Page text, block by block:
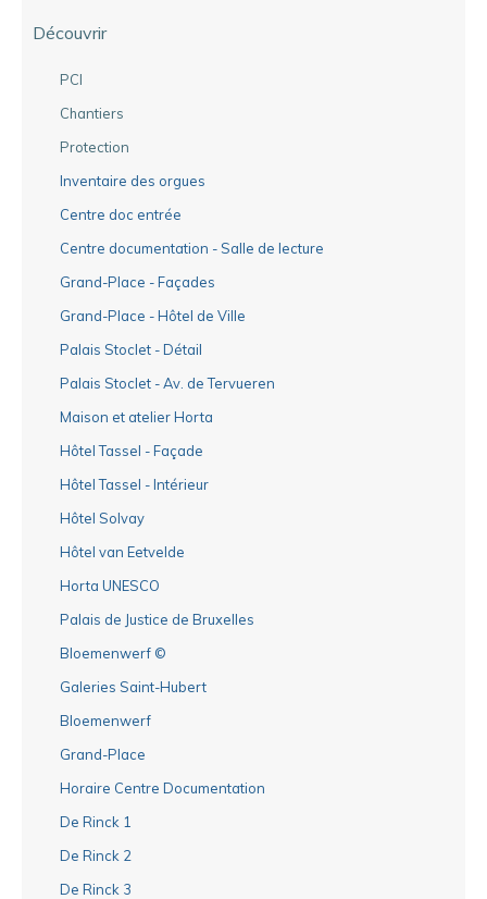
Découvrir
PCI
Chantiers
Protection
Inventaire des orgues
Centre doc entrée
Centre documentation - Salle de lecture
Grand-Place - Façades
Grand-Place - Hôtel de Ville
Palais Stoclet - Détail
Palais Stoclet - Av. de Tervueren
Maison et atelier Horta
Hôtel Tassel - Façade
Hôtel Tassel - Intérieur
Hôtel Solvay
Hôtel van Eetvelde
Horta UNESCO
Palais de Justice de Bruxelles
Bloemenwerf ©
Galeries Saint-Hubert
Bloemenwerf
Grand-Place
Horaire Centre Documentation
De Rinck 1
De Rinck 2
De Rinck 3